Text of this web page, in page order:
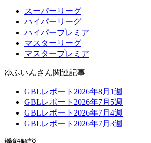
スーパーリーグ
ハイパーリーグ
ハイパープレミア
マスターリーグ
マスタープレミア
ゆふいんさん関連記事
GBLレポート2026年8月1週
GBLレポート2026年7月5週
GBLレポート2026年7月4週
GBLレポート2026年7月3週